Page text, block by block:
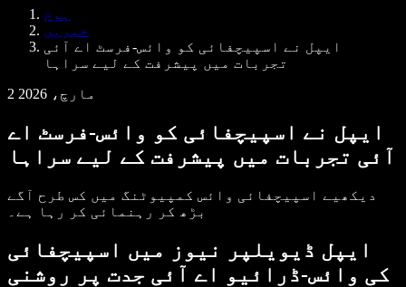
ہوم
خبریں
ایپل نے اسپیچفائی کو وائس-فرسٹ اے آئی
تجربات میں پیشرفت کے لیے سراہا
2 مارچ، 2026
ایپل نے اسپیچفائی کو وائس-فرسٹ اے
آئی تجربات میں پیشرفت کے لیے سراہا
دیکھیے اسپیچفائی وائس کمپیوٹنگ میں کس طرح آگے
بڑھ کر رہنمائی کر رہا ہے۔
ایپل ڈیویلپر نیوز میں اسپیچفائی
کی وائس-ڈرائیو اے آئی جدت پر روشنی